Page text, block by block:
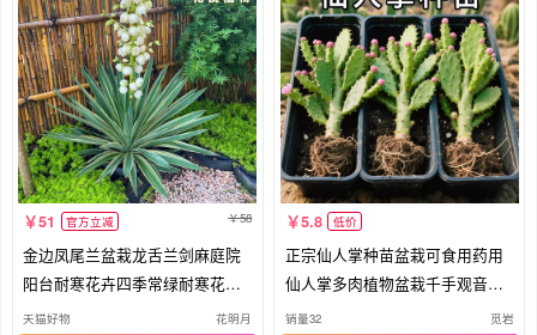
51 官方立减 58
金边凤尾兰盆栽龙舌兰剑麻庭院
阳台耐寒花卉四季常绿耐寒花镜
植物
天猫好物 花明月
5.8 低价
正宗仙人掌种苗盆栽可食用药用
仙人掌多肉植物盆栽千手观音绿
植群
销量32 觅岩